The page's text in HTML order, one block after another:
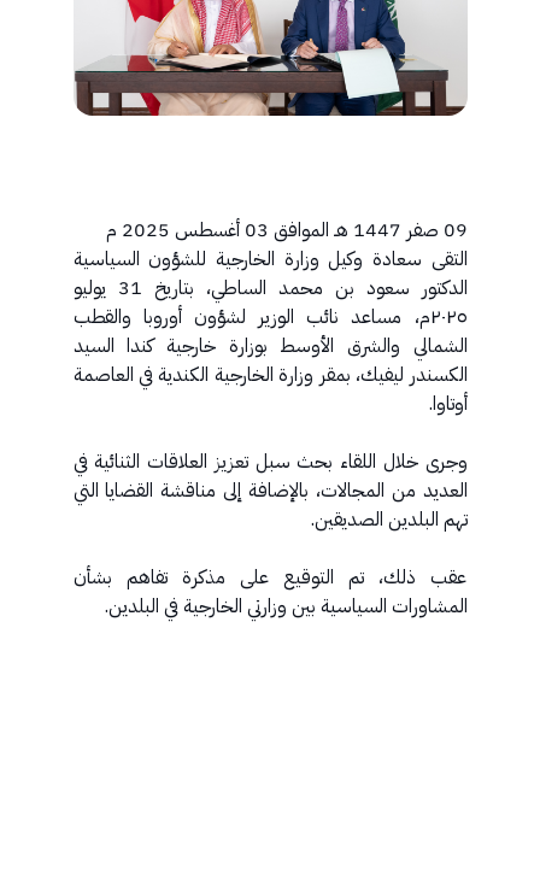
09 صفر 1447 هـ الموافق 03 أغسطس 2025 م
التقى سعادة وكيل وزارة الخارجية للشؤون السياسية
الدكتور سعود بن محمد الساطي، بتاريخ 31 يوليو
٢٠٢٥م، مساعد نائب الوزير لشؤون أوروبا والقطب
الشمالي والشرق الأوسط بوزارة خارجية كندا السيد
الكسندر ليفيك، بمقر وزارة الخارجية الكندية في العاصمة
أوتاوا.
وجرى خلال اللقاء بحث سبل تعزيز العلاقات الثنائية في
العديد من المجالات، بالإضافة إلى مناقشة القضايا التي
تهم البلدين الصديقين.
عقب ذلك، تم التوقيع على مذكرة تفاهم بشأن
المشاورات السياسية بين وزارتي الخارجية في البلدين.